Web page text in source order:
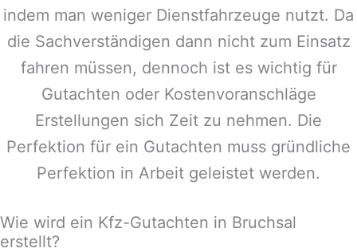
indem man weniger Dienstfahrzeuge nutzt. Da
die Sachverständigen dann nicht zum Einsatz
fahren müssen, dennoch ist es wichtig für
Gutachten oder Kostenvoranschläge
Erstellungen sich Zeit zu nehmen. Die
Perfektion für ein Gutachten muss gründliche
Perfektion in Arbeit geleistet werden.
Wie wird ein Kfz-Gutachten in Bruchsal
erstellt?